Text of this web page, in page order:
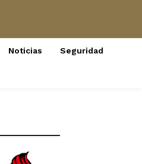
Noticias Seguridad